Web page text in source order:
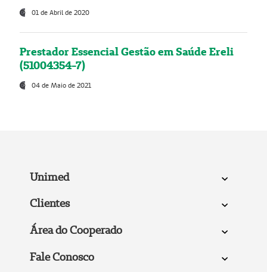
01 de Abril de 2020
Prestador Essencial Gestão em Saúde Ereli
(51004354-7)
04 de Maio de 2021
Unimed
Clientes
Área do Cooperado
Fale Conosco